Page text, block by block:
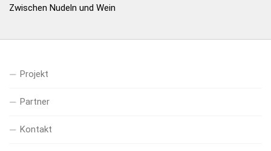
Zwischen Nudeln und Wein
Projekt
Partner
Kontakt